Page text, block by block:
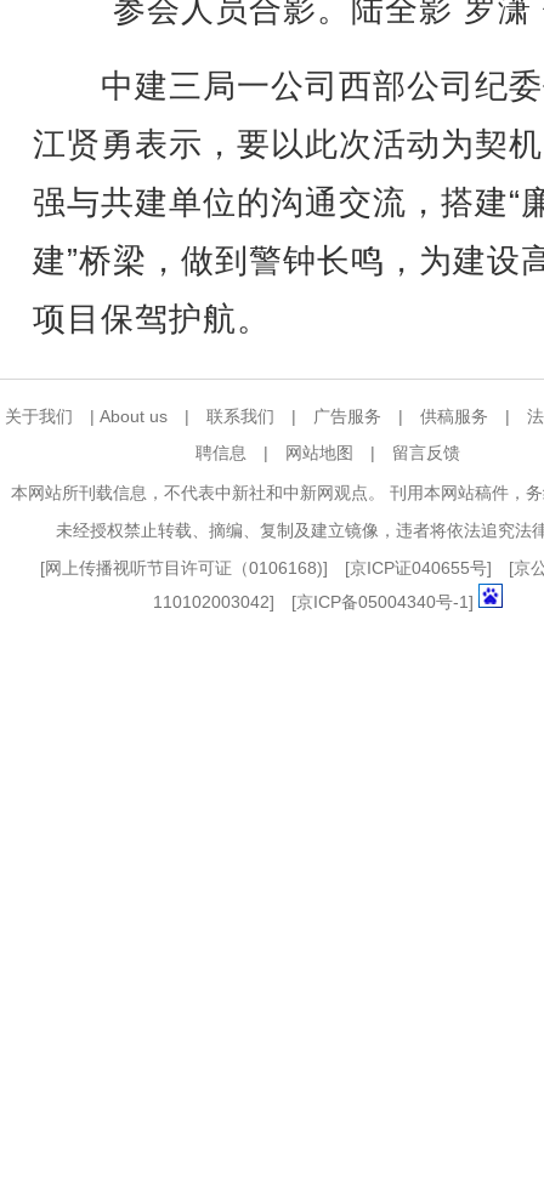
参会人员合影。陆全影 罗潇
中建三局一公司西部公司纪
江贤勇表示，要以此次活动为契
强与共建单位的沟通交流，搭建“
建”桥梁，做到警钟长鸣，为建设
项目保驾护航。
关于我们 | About us | 联系我们 | 广告服务 | 供稿服务 |
聘信息
| 网站地图 | 留言反馈
本网站所刊载信息，不代表中新社和中新网观点。 刊用本网站稿件，
未经授权禁止转载、摘编、复制及建立镜像，违者将依法追究法
[网上传播视听节目许可证（0106168)] [京ICP证040655号] [京
110102003042] [京ICP备05004340号-1]